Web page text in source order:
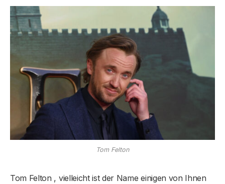
Tom Felton
Tom Felton , vielleicht ist der Name einigen von Ihnen